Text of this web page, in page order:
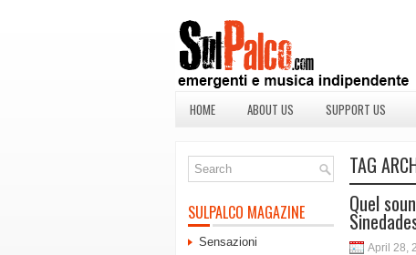
HOME ABOUT US SUPPORT US
TAG
Quel
April 28,
SULPALCO MAGAZINE
Sensazioni